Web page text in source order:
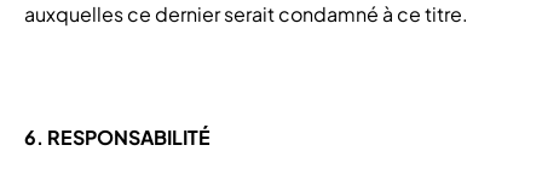
auxquelles ce dernier serait condamné à ce titre.
6. RESPONSABILITÉ